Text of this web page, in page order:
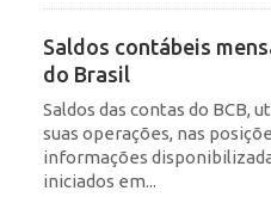
Saldos contábeis
do Brasil
Saldos das contas do BCB,
suas operações, nas
informações
iniciados em...